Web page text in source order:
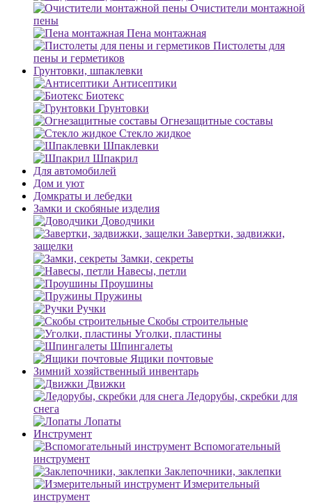
Очистители монтажной
пены
Пена монтажная
Пистолеты для
пены и герметиков
Грунтовки, шпаклевки
Антисептики
Биотекс
Грунтовки
Огнезащитные составы
Стекло жидкое
Шпаклевки
Шпакрил
Для автомобилей
Дом и уют
Домкраты и лебедки
Замки и скобяные изделия
Доводчики
Завертки, задвижки,
защелки
Замки, секреты
Навесы, петли
Проушины
Пружины
Ручки
Скобы строительные
Уголки, пластины
Шпингалеты
Ящики почтовые
Зимний хозяйственный инвентарь
Движки
Ледорубы, скребки для
снега
Лопаты
Инструмент
Вспомогательный
инструмент
Заклепочники, заклепки
Измерительный
инструмент